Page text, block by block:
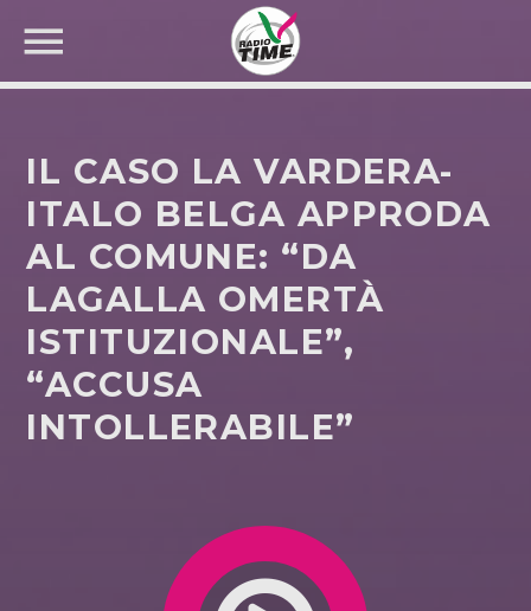
CERCA NEL SITO WEB:
IL CASO LA VARDERA-
ITALO BELGA APPRODA
AL COMUNE: “DA
LAGALLA OMERTÀ
ISTITUZIONALE”,
“ACCUSA
INTOLLERABILE”